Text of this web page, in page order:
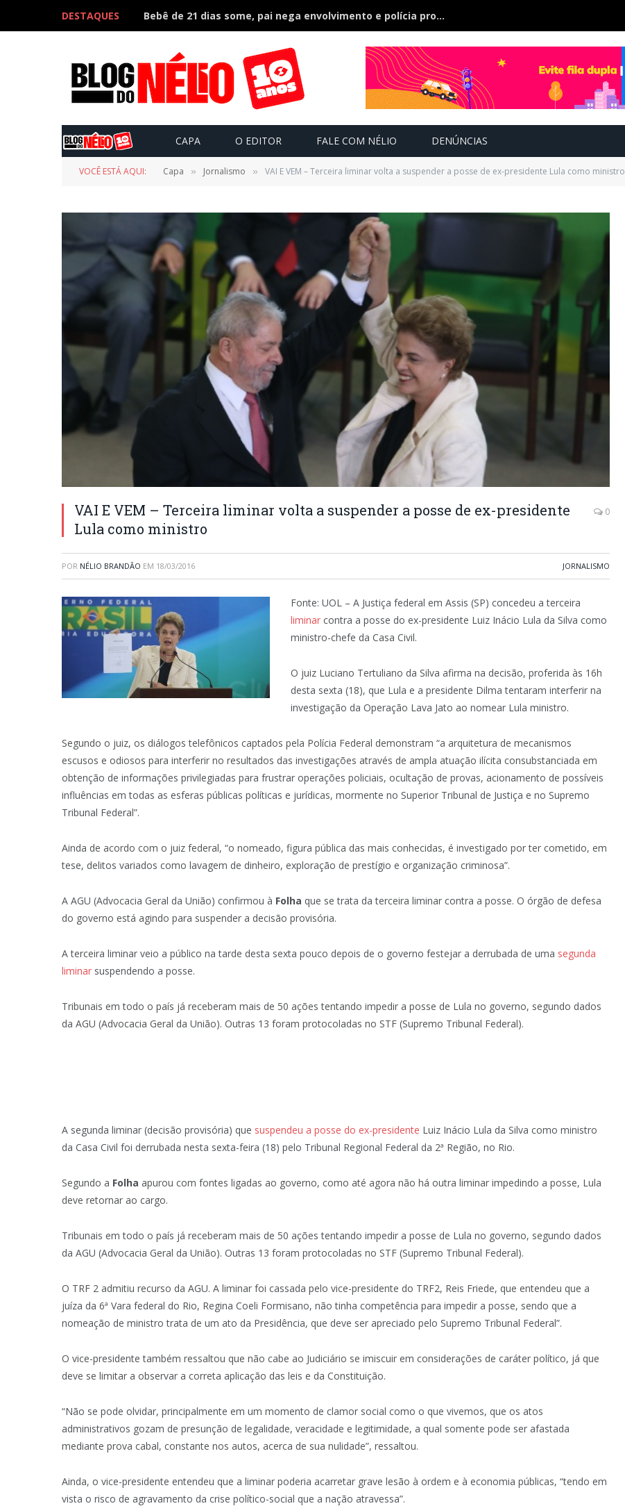
DESTAQUES Bebê de 21 dias some, pai nega envolvimento e polícia procura a criança
CAPA O EDITOR FALE COM NÉLIO DENÚNCIAS
VOCÊ ESTÁ AQUI: Capa » Jornalismo » VAI E VEM – Terceira liminar volta a suspender a posse de ex-presidente Lula como ministro
VAI E VEM – Terceira liminar volta a suspender a posse de ex-presidente
Lula como ministro
0
POR NÉLIO BRANDÃO EM 18/03/2016 JORNALISMO
Fonte: UOL – A Justiça federal em Assis (SP) concedeu a terceira
liminar contra a posse do ex-presidente Luiz Inácio Lula da Silva como
ministro-chefe da Casa Civil.
O juiz Luciano Tertuliano da Silva afirma na decisão, proferida às 16h
desta sexta (18), que Lula e a presidente Dilma tentaram interferir na
investigação da Operação Lava Jato ao nomear Lula ministro.
Segundo o juiz, os diálogos telefônicos captados pela Polícia Federal demonstram “a arquitetura de mecanismos
escusos e odiosos para interferir no resultados das investigações através de ampla atuação ilícita consubstanciada em
obtenção de informações privilegiadas para frustrar operações policiais, ocultação de provas, acionamento de possíveis
influências em todas as esferas públicas políticas e jurídicas, mormente no Superior Tribunal de Justiça e no Supremo
Tribunal Federal”.
Ainda de acordo com o juiz federal, “o nomeado, figura pública das mais conhecidas, é investigado por ter cometido, em
tese, delitos variados como lavagem de dinheiro, exploração de prestígio e organização criminosa”.
A AGU (Advocacia Geral da União) confirmou à Folha que se trata da terceira liminar contra a posse. O órgão de defesa
do governo está agindo para suspender a decisão provisória.
A terceira liminar veio a público na tarde desta sexta pouco depois de o governo festejar a derrubada de uma segunda
liminar suspendendo a posse.
Tribunais em todo o país já receberam mais de 50 ações tentando impedir a posse de Lula no governo, segundo dados
da AGU (Advocacia Geral da União). Outras 13 foram protocoladas no STF (Supremo Tribunal Federal).
A segunda liminar (decisão provisória) que suspendeu a posse do ex-presidente Luiz Inácio Lula da Silva como ministro
da Casa Civil foi derrubada nesta sexta-feira (18) pelo Tribunal Regional Federal da 2ª Região, no Rio.
Segundo a Folha apurou com fontes ligadas ao governo, como até agora não há outra liminar impedindo a posse, Lula
deve retornar ao cargo.
Tribunais em todo o país já receberam mais de 50 ações tentando impedir a posse de Lula no governo, segundo dados
da AGU (Advocacia Geral da União). Outras 13 foram protocoladas no STF (Supremo Tribunal Federal).
O TRF 2 admitiu recurso da AGU. A liminar foi cassada pelo vice-presidente do TRF2, Reis Friede, que entendeu que a
juíza da 6ª Vara federal do Rio, Regina Coeli Formisano, não tinha competência para impedir a posse, sendo que a
nomeação de ministro trata de um ato da Presidência, que deve ser apreciado pelo Supremo Tribunal Federal”.
O vice-presidente também ressaltou que não cabe ao Judiciário se imiscuir em considerações de caráter político, já que
deve se limitar a observar a correta aplicação das leis e da Constituição.
“Não se pode olvidar, principalmente em um momento de clamor social como o que vivemos, que os atos
administrativos gozam de presunção de legalidade, veracidade e legitimidade, a qual somente pode ser afastada
mediante prova cabal, constante nos autos, acerca de sua nulidade”, ressaltou.
Ainda, o vice-presidente entendeu que a liminar poderia acarretar grave lesão à ordem e à economia públicas, “tendo em
vista o risco de agravamento da crise político-social que a nação atravessa”.